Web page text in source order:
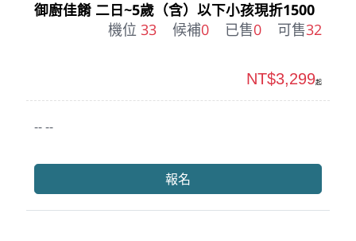
御廚佳餚 二日~5歲（含）以下小孩現折1500
機位 33 候補0 已售0 可售32
-- --
NT$3,299起
報名